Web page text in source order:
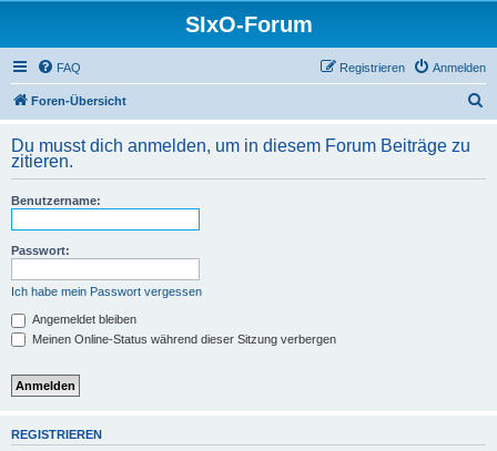
SIxO-Forum
FAQ Anmelden
Registrieren
Foren-Übersicht
h
Du musst dich anmelden, um in diesem Forum Beiträge zu
zitieren.
Benutzername:
Passwort:
Ich habe mein Passwort vergessen
Angemeldet bleiben
Meinen Online-Status während dieser Sitzung verbergen
REGISTRIEREN